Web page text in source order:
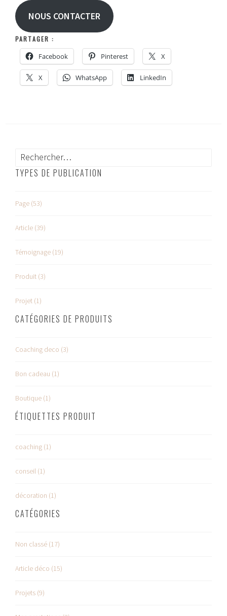
NOUS CONTACTER
PARTAGER :
Facebook Pinterest X
X WhatsApp LinkedIn
Rechercher :
TYPES DE PUBLICATION
Page (53)
Article (39)
Témoignage (19)
Produit (3)
Projet (1)
CATÉGORIES DE PRODUITS
Coaching deco (3)
Bon cadeau (1)
Boutique (1)
ÉTIQUETTES PRODUIT
coaching (1)
conseil (1)
décoration (1)
CATÉGORIES
Non classé (17)
Article déco (15)
Projets (9)